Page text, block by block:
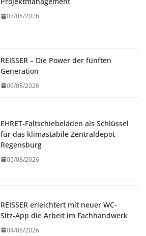
07/08/2026
REISSER – Die Power der fünften
Generation
06/08/2026
EHRET-Faltschiebeläden als Schlüssel
für das klimastabile Zentraldepot
Regensburg
05/08/2026
REISSER erleichtert mit neuer WC-
Sitz-App die Arbeit im Fachhandwerk
04/08/2026